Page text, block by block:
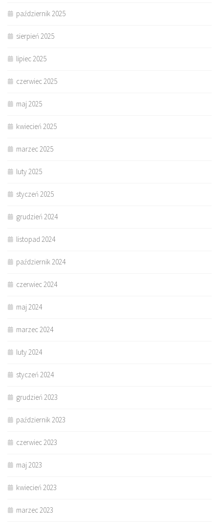
październik 2025
sierpień 2025
lipiec 2025
czerwiec 2025
maj 2025
kwiecień 2025
marzec 2025
luty 2025
styczeń 2025
grudzień 2024
listopad 2024
październik 2024
czerwiec 2024
maj 2024
marzec 2024
luty 2024
styczeń 2024
grudzień 2023
październik 2023
czerwiec 2023
maj 2023
kwiecień 2023
marzec 2023